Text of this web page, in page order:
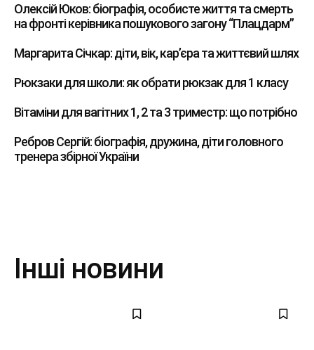
Олексій Юков: біографія, особисте життя та смерть
на фронті керівника пошукового загону “Плацдарм”
Маргарита Січкар: діти, вік, кар’єра та життєвий шлях
Рюкзаки для школи: як обрати рюкзак для 1 класу
Вітаміни для вагітних 1, 2 та 3 триместр: що потрібно
Ребров Сергій: біографія, дружина, діти головного
тренера збірної України
Інші новини